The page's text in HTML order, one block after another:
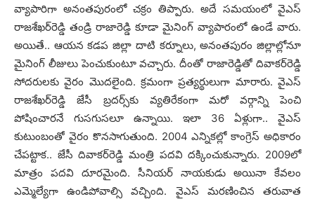
వ్యాపారిగా అనంత‌పురంలో చ‌క్రం తిప్పారు. అదే స‌మ‌యంలో వైఎస్
రాజ‌శేఖ‌ర్‌రెడ్డి తండ్రి రాజారెడ్డి కూడా మైనింగ్ వ్యాపారంలో ఉండే వారు.
అయితే.. ఆయ‌న క‌డ‌ప జిల్లా దాటి క‌ర్నూలు, అనంత‌పురం జిల్లాల్లోనూ
మైనింగ్ లీజులు పెంచుకుంటూ వ‌చ్చారు. దీంతో రాజారెడ్డితో దివాక‌ర్‌రెడ్డి
సోద‌రుల‌కు వైరం మొద‌లైంది. క్ర‌మంగా ప్ర‌త్య‌ర్థులుగా మారారు. వైఎస్
రాజ‌శేఖ‌ర్‌రెడ్డి జేసీ బ్ర‌ద‌ర్స్‌కు వ్య‌తిరేకంగా మ‌రో వ‌ర్గాన్ని పెంచి
పోషించార‌నే గుస‌గుస‌లూ ఉన్నాయి. ఇలా 36 ఏళ్లుగా.. వైఎస్
కుటుంబంతో వైరం కొన‌సాగుతుంది. 2004 ఎన్నిక‌ల్లో కాంగ్రెస్ అధికారం
చేప‌ట్టాక‌.. జేసీ దివాక‌ర్‌రెడ్డి మంత్రి ప‌ద‌వి ద‌క్కించుకున్నారు. 2009లో
మాత్రం ప‌ద‌వి దూర‌మైంది. సీనియ‌ర్ నాయ‌కుడు అయినా కేవ‌లం
ఎమ్మెల్యేగా ఉండిపోవాల్సి వ‌చ్చింది. వైఎస్ మ‌ర‌ణించిన త‌రువాత